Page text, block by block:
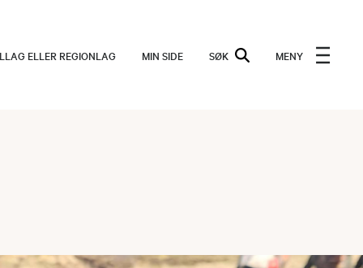
ELLER REGIONLAG MIN SIDE SØK MENY